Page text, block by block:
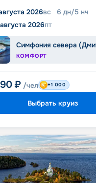
2026вс 6 дн/5 нч
2026пт
Симфония севера
КОМФОРТ
₽ /чел +1 000
Выбрать круиз